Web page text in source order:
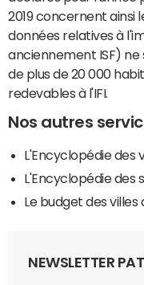
2019 concernent ainsi
données relatives à
anciennement ISF) ne
de plus de 20 000
redevables à l'IFI.
Nos autres
L'Encyclopédie des
L'Encyclopédie des
Le budget des villes
NEWSLETTER